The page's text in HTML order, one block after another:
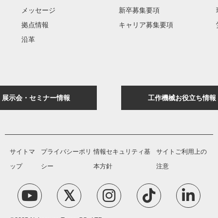
メッセージ
拠点情報
沿革
新卒募集要項
キャリア募集要項
展示会・セミナー情報 工作機械お役立ち情報
サイトマ
ップ
プライバシーポリ
シー
情報セキュリティ基
本方針
サイトご利用上の
注意